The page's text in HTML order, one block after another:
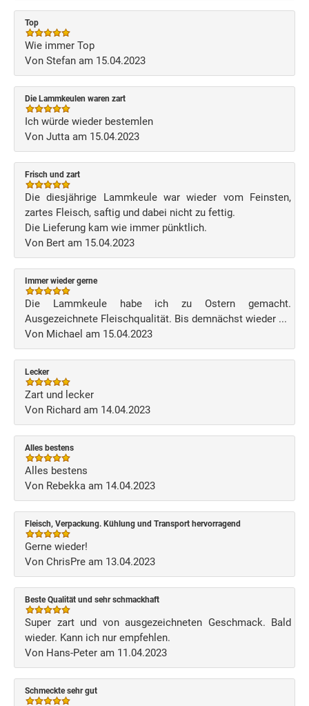
Top
Wie immer Top
Von Stefan am 15.04.2023
Die Lammkeulen waren zart
Ich würde wieder bestemlen
Von Jutta am 15.04.2023
Frisch und zart
Die diesjährige Lammkeule war wieder vom Feinsten,
zartes Fleisch, saftig und dabei nicht zu fettig.
Die Lieferung kam wie immer pünktlich.
Von Bert am 15.04.2023
Immer wieder gerne
Die Lammkeule habe ich zu Ostern gemacht.
Ausgezeichnete Fleischqualität. Bis demnächst wieder ...
Von Michael am 15.04.2023
Lecker
Zart und lecker
Von Richard am 14.04.2023
Alles bestens
Alles bestens
Von Rebekka am 14.04.2023
Fleisch, Verpackung. Kühlung und Transport hervorragend
Gerne wieder!
Von ChrisPre am 13.04.2023
Beste Qualität und sehr schmackhaft
Super zart und von ausgezeichneten Geschmack. Bald
wieder. Kann ich nur empfehlen.
Von Hans-Peter am 11.04.2023
Schmeckte sehr gut